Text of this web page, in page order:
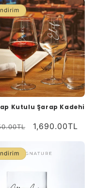
Kutulu Şarap Kadehi
İndirimli
1,690.00TL